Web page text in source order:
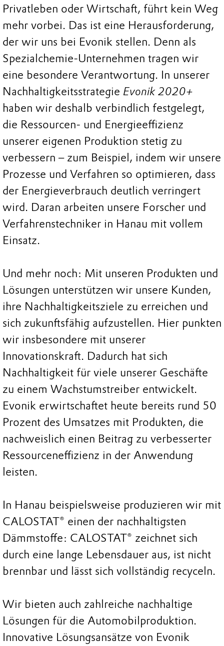
Privatleben oder Wirtschaft, führt kein Weg
mehr vorbei. Das ist eine Herausforderung,
der wir uns bei Evonik stellen. Denn als
Spezialchemie-Unternehmen tragen wir
eine besondere Verantwortung. In unserer
Nachhaltigkeitsstrategie Evonik 2020+
haben wir deshalb verbindlich festgelegt,
die Ressourcen- und Energieeffizienz
unserer eigenen Produktion stetig zu
verbessern – zum Beispiel, indem wir unsere
Prozesse und Verfahren so optimieren, dass
der Energieverbrauch deutlich verringert
wird. Daran arbeiten unsere Forscher und
Verfahrenstechniker in Hanau mit vollem
Einsatz.
Und mehr noch: Mit unseren Produkten und
Lösungen unterstützen wir unsere Kunden,
ihre Nachhaltigkeitsziele zu erreichen und
sich zukunftsfähig aufzustellen. Hier punkten
wir insbesondere mit unserer
Innovationskraft. Dadurch hat sich
Nachhaltigkeit für viele unserer Geschäfte
zu einem Wachstumstreiber entwickelt.
Evonik erwirtschaftet heute bereits rund 50
Prozent des Umsatzes mit Produkten, die
nachweislich einen Beitrag zu verbesserter
Ressourceneffizienz in der Anwendung
leisten.
In Hanau beispielsweise produzieren wir mit
CALOSTAT® einen der nachhaltigsten
Dämmstoffe: CALOSTAT® zeichnet sich
durch eine lange Lebensdauer aus, ist nicht
brennbar und lässt sich vollständig recyceln.
Wir bieten auch zahlreiche nachhaltige
Lösungen für die Automobilproduktion.
Innovative Lösungsansätze von Evonik